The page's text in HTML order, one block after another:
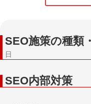
SEO施策の種類
日
SEO内部対策